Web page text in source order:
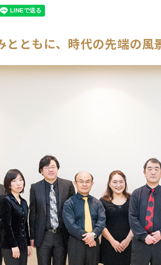
とともに、時代の先端の風